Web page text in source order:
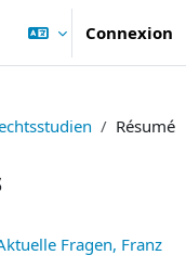
Connexion
Résumé
Fragen, Franz